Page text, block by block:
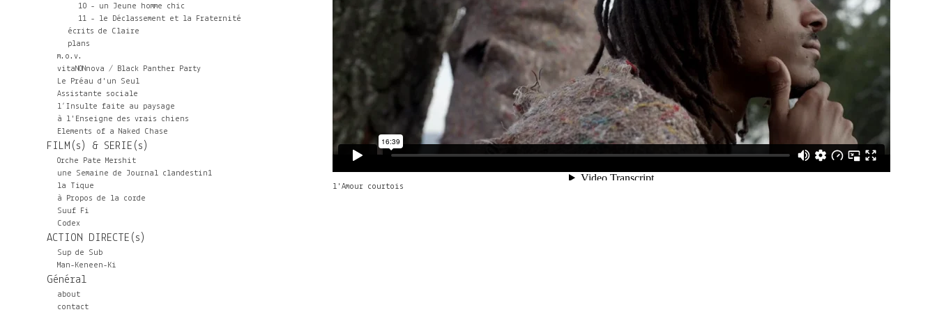
10 - un Jeune homme chic
11 - le Déclassement et la Fraternité
écrits de Claire
plans
m.o.v.
vitaNONnova / Black Panther Party
Le Préau d'un Seul
Assistante sociale
l’Insulte faite au paysage
à l'Enseigne des vrais chiens
Elements of a Naked Chase
FILM(s) & SERIE(s)
Orche Pate Mershit
une Semaine de Journal clandestin1
la Tique
à Propos de la corde
Suuf Fi
Codex
ACTION DIRECTE(s)
Sup de Sub
Man-Keneen-Ki
Général
about
contact
l'Amour courtois